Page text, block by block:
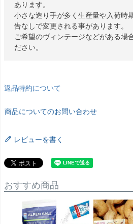
あります。
小さな造り手が多く生産量や入荷時
告なしで変更される事があります。
ご希望のヴィンテージなどがある場
ださい。
返品特約について
商品についてのお問い合わせ
レビューを書く
おすすめ商品